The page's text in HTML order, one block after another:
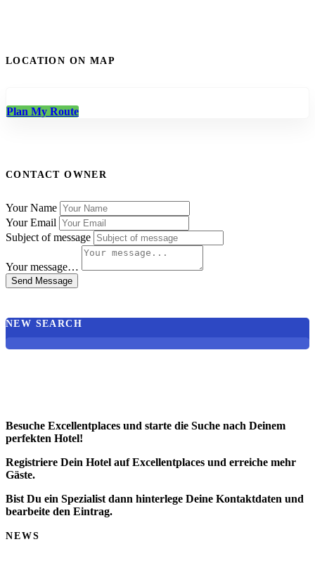
LOCATION ON MAP
Plan My Route
CONTACT OWNER
Your Name
Your Email
Subject of message
Your message…
Send Message
NEW SEARCH
Besuche Excellentplaces und starte die Suche nach Deinem
perfekten Hotel!
Registriere Dein Hotel auf Excellentplaces und erreiche mehr
Gäste.
Bist Du ein Spezialist dann hinterlege Deine Kontaktdaten und
bearbeite den Eintrag.
NEWS